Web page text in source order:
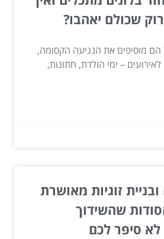
שכולם יאהבו?
הם מוסיפים את הנגיעה הקסומה,
– ימי הולדת, חתונות,
זוגיות מאושרת
שהשידוך
סיפר לכם